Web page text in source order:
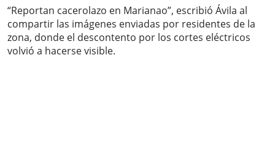
“Reportan cacerolazo en Marianao”, escribió Ávila al
compartir las imágenes enviadas por residentes de la
zona, donde el descontento por los cortes eléctricos
volvió a hacerse visible.